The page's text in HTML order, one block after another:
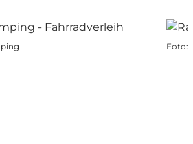
Foto: